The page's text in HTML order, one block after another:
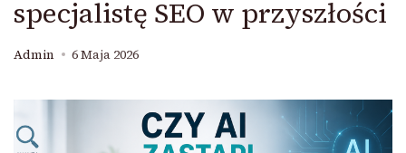
specjalistę SEO w przyszłości
Admin 6 Maja 2026